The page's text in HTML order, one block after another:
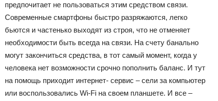
предпочитает не пользоваться этим средством связи.
Современные смартфоны быстро разряжаются, легко
бьются и частенько выходят из строя, что не отменяет
необходимости быть всегда на связи. На счету банально
могут закончиться средства, в тот самый момент, когда у
человека нет возможности срочно пополнить баланс. И тут
на помощь приходит интернет- сервис – сели за компьютер
или воспользовались Wi-Fi на своем планшете. И все –